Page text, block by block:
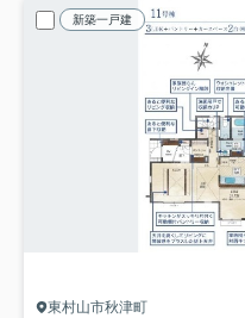
新築一戸建
東村山市秋津町